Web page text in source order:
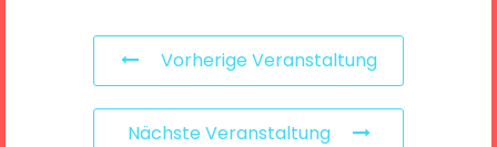
Vorherige Veranstaltung
Nächste Veranstaltung